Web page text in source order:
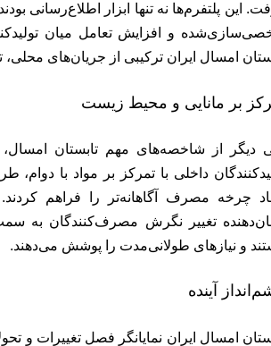
این پلتفرم‌ها نه تنها ابزار اطلاع‌رسانی
و افزایش تعامل میان
امسال ایران ترکیبی از جریان‌های
بر مانایی و محیط زیست
دیگر از شاخصه‌های مهم تابستان
داخلی با تمرکز بر مواد با
چرخه مصرف آگاهانه‌تر را فراهم
تغییر نگرش مصرف‌کنندگان به
و نیازهای طولانی‌مدت را پوشش می‌دهند.
آینده
امسال ایران نمایانگر فصل تغییرات و